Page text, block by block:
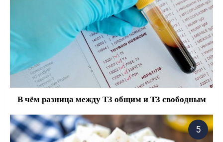
В чём разница между Т3 общим и Т3 свободным